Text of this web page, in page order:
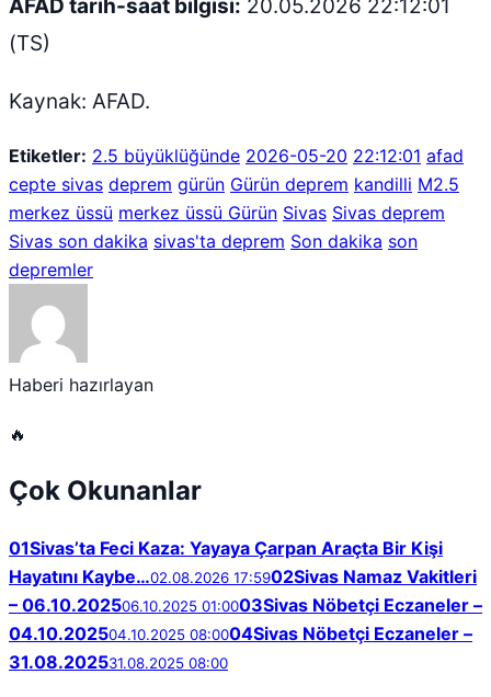
AFAD tarih-saat bilgisi: 20.05.2026 22:12:01
(TS)
Kaynak: AFAD.
Etiketler: 2.5 büyüklüğünde 2026-05-20 22:12:01 afad
cepte sivas deprem gürün Gürün deprem kandilli M2.5
merkez üssü merkez üssü Gürün Sivas Sivas deprem
Sivas son dakika sivas'ta deprem Son dakika son
depremler
Haberi hazırlayan
🔥
Çok Okunanlar
01Sivas’ta Feci Kaza: Yayaya Çarpan Araçta Bir Kişi
Hayatını Kaybe…02.08.2026 17:5902Sivas Namaz Vakitleri
– 06.10.202506.10.2025 01:0003Sivas Nöbetçi Eczaneler –
04.10.202504.10.2025 08:0004Sivas Nöbetçi Eczaneler –
31.08.202531.08.2025 08:00